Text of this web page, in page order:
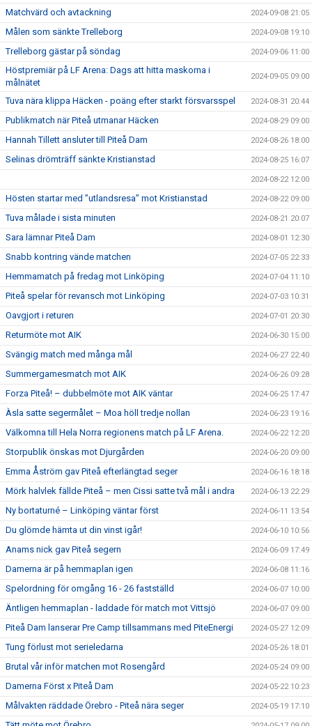
Matchvärd och avtackning 2024-09-08 21:05
Målen som sänkte Trelleborg 2024-09-08 19:10
Trelleborg gästar på söndag 2024-09-06 11:00
Höstpremiär på LF Arena: Dags att hitta maskorna i
målnätet
2024-09-05 09:00
Tuva nära klippa Häcken - poäng efter starkt försvarsspel 2024-08-31 20:44
Publikmatch när Piteå utmanar Häcken 2024-08-29 09:00
Hannah Tillett ansluter till Piteå Dam 2024-08-26 18:00
Selinas drömträff sänkte Kristianstad 2024-08-25 16:07
2024-08-22 12:00
Hösten startar med ”utlandsresa” mot Kristianstad 2024-08-22 09:00
Tuva målade i sista minuten 2024-08-21 20:07
Sara lämnar Piteå Dam 2024-08-01 12:30
Snabb kontring vände matchen 2024-07-05 22:33
Hemmamatch på fredag mot Linköping 2024-07-04 11:10
Piteå spelar för revansch mot Linköping 2024-07-03 10:31
Oavgjort i returen 2024-07-01 20:30
Returmöte mot AIK 2024-06-30 15:00
Svängig match med många mål 2024-06-27 22:40
Summergamesmatch mot AIK 2024-06-26 09:28
Forza Piteå! – dubbelmöte mot AIK väntar 2024-06-25 17:47
Àsla satte segermålet – Moa höll tredje nollan 2024-06-23 19:16
Välkomna till Hela Norra regionens match på LF Arena. 2024-06-22 12:20
Storpublik önskas mot Djurgården 2024-06-20 09:00
Emma Åström gav Piteå efterlängtad seger 2024-06-16 18:18
Mörk halvlek fällde Piteå – men Cissi satte två mål i andra 2024-06-13 22:29
Ny bortaturné – Linköping väntar först 2024-06-11 13:54
Du glömde hämta ut din vinst igår! 2024-06-10 10:56
Anams nick gav Piteå segern 2024-06-09 17:49
Damerna är på hemmaplan igen 2024-06-08 11:16
Spelordning för omgång 16 - 26 fastställd 2024-06-07 10:00
Äntligen hemmaplan - laddade för match mot Vittsjö 2024-06-07 09:00
Piteå Dam lanserar Pre Camp tillsammans med PiteEnergi 2024-05-27 12:09
Tung förlust mot serieledarna 2024-05-26 18:01
Brutal vår inför matchen mot Rosengård 2024-05-24 09:00
Damerna Först x Piteå Dam 2024-05-22 10:23
Målvakten räddade Örebro - Piteå nära seger 2024-05-19 17:10